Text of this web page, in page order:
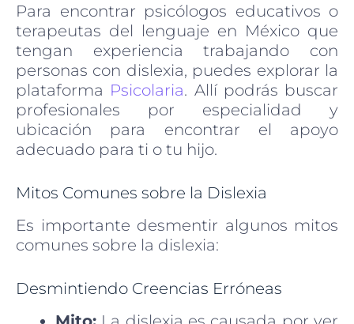
Para encontrar psicólogos educativos o
terapeutas del lenguaje en México que
tengan experiencia trabajando con
personas con dislexia, puedes explorar la
plataforma Psicolaria. Allí podrás buscar
profesionales por especialidad y
ubicación para encontrar el apoyo
adecuado para ti o tu hijo.
Mitos Comunes sobre la Dislexia
Es importante desmentir algunos mitos
comunes sobre la dislexia:
Desmintiendo Creencias Erróneas